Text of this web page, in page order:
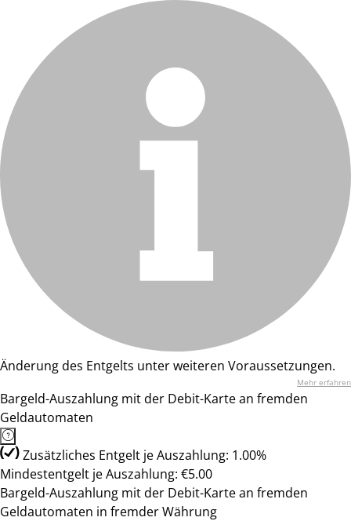
Änderung des Entgelts unter weiteren Voraussetzungen.
Mehr erfahren
Bargeld-Auszahlung mit der Debit-Karte an fremden
Geldautomaten
Zusätzliches Entgelt je Auszahlung: 1.00%
Mindestentgelt je Auszahlung: €5.00
Bargeld-Auszahlung mit der Debit-Karte an fremden
Geldautomaten in fremder Währung